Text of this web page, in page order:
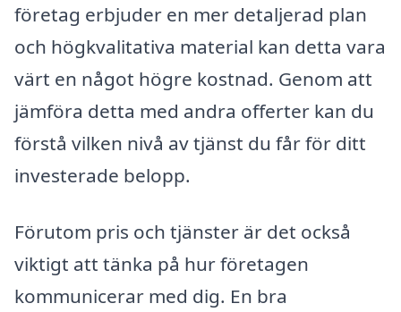
företag erbjuder en mer detaljerad plan
och högkvalitativa material kan detta vara
värt en något högre kostnad. Genom att
jämföra detta med andra offerter kan du
förstå vilken nivå av tjänst du får för ditt
investerade belopp.
Förutom pris och tjänster är det också
viktigt att tänka på hur företagen
kommunicerar med dig. En bra